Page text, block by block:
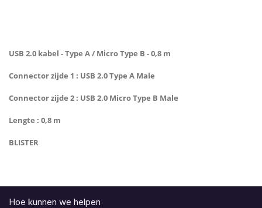
USB 2.0 kabel - Type A / Micro Type B - 0,8 m
Connector zijde 1 : USB 2.0 Type A Male
Connector zijde 2 : USB 2.0 Micro Type B Male
Lengte : 0,8 m
BLISTER
Hoe kunnen we helpen